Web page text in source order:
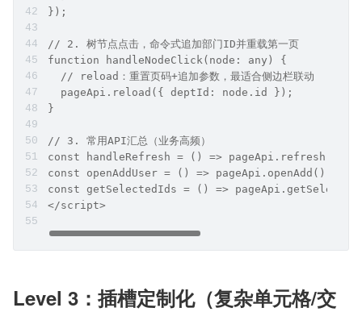
});
// 2. 树节点点击，命令式追加部门ID并重载第一页
function handleNodeClick(node: any) {
  // reload：重置页码+追加参数，最适合侧边栏联动
  pageApi.reload({ deptId: node.id });
}
// 3. 常用API汇总（业务高频）
const handleRefresh = () => pageApi.refresh(); //
const openAddUser = () => pageApi.openAdd(); // 打
const getSelectedIds = () =>
</script>
Level 3：插槽定制化（复杂单元格/交